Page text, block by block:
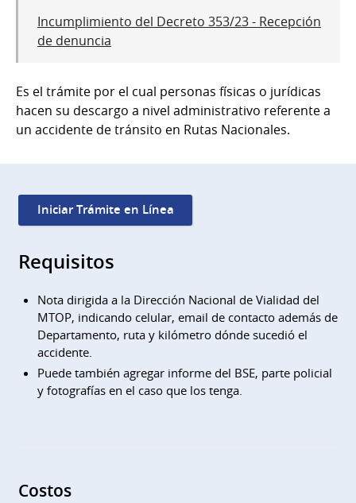
Incumplimiento del Decreto 353/23 - Recepción
de denuncia
Es el trámite por el cual personas físicas o jurídicas
hacen su descargo a nivel administrativo referente a
un accidente de tránsito en Rutas Nacionales.
Iniciar Trámite en Línea
Requisitos
Nota dirigida a la Dirección Nacional de Vialidad del
MTOP, indicando celular, email de contacto además de
Departamento, ruta y kilómetro dónde sucedió el
accidente.
Puede también agregar informe del BSE, parte policial
y fotografías en el caso que los tenga.
Costos